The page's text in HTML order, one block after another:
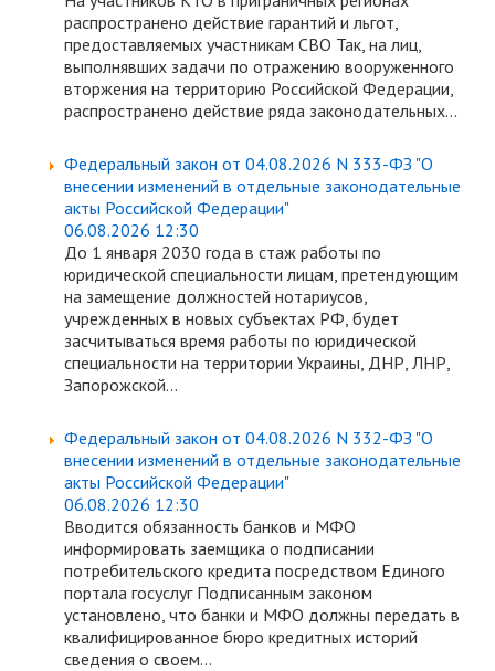
распространено действие гарантий и льгот,
предоставляемых участникам СВО Так, на лиц,
выполнявших задачи по отражению вооруженного
вторжения на территорию Российской Федерации,
распространено действие ряда законодательных...
Федеральный закон от 04.08.2026 N 333-ФЗ "О
внесении изменений в отдельные законодательные
акты Российской Федерации"
06.08.2026 12:30
До 1 января 2030 года в стаж работы по
юридической специальности лицам, претендующим
на замещение должностей нотариусов,
учрежденных в новых субъектах РФ, будет
засчитываться время работы по юридической
специальности на территории Украины, ДНР, ЛНР,
Запорожской...
Федеральный закон от 04.08.2026 N 332-ФЗ "О
внесении изменений в отдельные законодательные
акты Российской Федерации"
06.08.2026 12:30
Вводится обязанность банков и МФО
информировать заемщика о подписании
потребительского кредита посредством Единого
портала госуслуг Подписанным законом
установлено, что банки и МФО должны передать в
квалифицированное бюро кредитных историй
сведения о своем...